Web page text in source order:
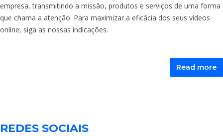
empresa, transmitindo a missão, produtos e serviços de uma forma
que chama a atenção. Para maximizar a eficácia dos seus vídeos
online, siga as nossas indicações.
Read more
REDES SOCIAIS